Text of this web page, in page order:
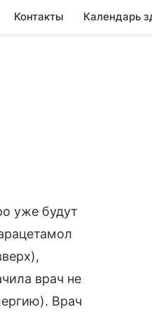
Контакты Календарь
уже будут
врач не
Врач